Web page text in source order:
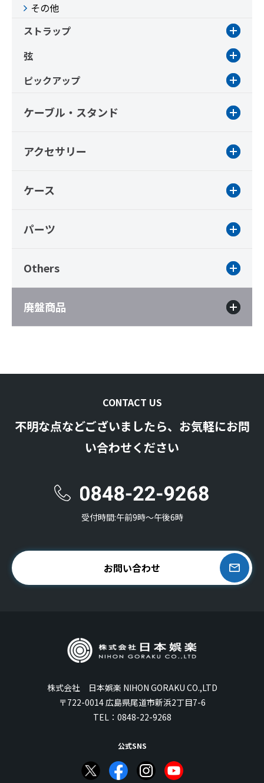
その他
ストラップ
弦
ピックアップ
ケーブル・スタンド
アクセサリー
ケース
パーツ
Others
廃盤商品
CONTACT US
不明な点などございましたら、お気軽にお問
い合わせください
受付時間:午前9時〜午後6時
お問い合わせ
株式会社 日本娯楽 NIHON GORAKU CO.,LTD
〒722-0014 広島県尾道市新浜2丁目7-6
TEL： 0848-22-9268
公式SNS